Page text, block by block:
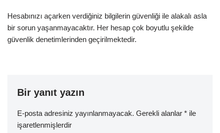
Hesabınızı açarken verdiğiniz bilgilerin güvenliği ile alakalı asla
bir sorun yaşanmayacaktır. Her hesap çok boyutlu şekilde
güvenlik denetimlerinden geçirilmektedir.
Bir yanıt yazın
E-posta adresiniz yayınlanmayacak. Gerekli alanlar * ile
işaretlenmişlerdir